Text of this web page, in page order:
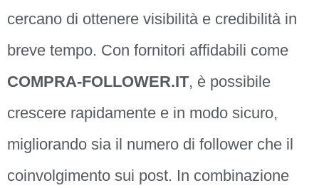
cercano di ottenere visibilità e credibilità in
breve tempo. Con fornitori affidabili come
COMPRA-FOLLOWER.IT, è possibile
crescere rapidamente e in modo sicuro,
migliorando sia il numero di follower che il
coinvolgimento sui post. In combinazione